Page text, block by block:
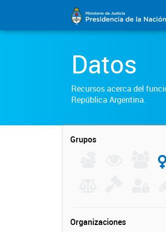
Datos
Recursos acerca del
República Argentina.
Grupos
Organizaciones